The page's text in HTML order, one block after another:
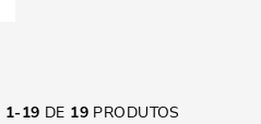
1-19 DE 19 PRODUTOS